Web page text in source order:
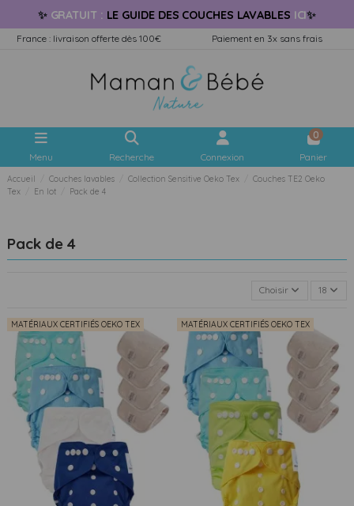
✨ GRATUIT : LE GUIDE DES COUCHES LAVABLES ICI✨
France : livraison offerte dès 100€ Paiement en 3x sans frais
Menu Recherche Connexion
0
Panier
Accueil Couches lavables Collection Sensitive Oeko Tex
Couches TE2 Oeko
Tex
En lot Pack de 4
Pack de 4
Choisir 18
MATÉRIAUX CERTIFIÉS OEKO TEX MATÉRIAUX CERTIFIÉS OEKO TEX